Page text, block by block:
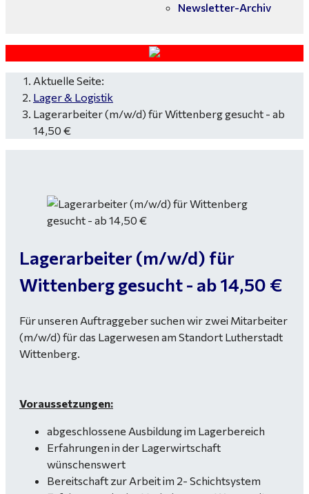
Newsletter-Archiv
Aktuelle Seite:
Lager & Logistik
Lagerarbeiter (m/w/d) für Wittenberg gesucht - ab
14,50 €
Lagerarbeiter (m/w/d) für
Wittenberg gesucht - ab 14,50 €
Für unseren Auftraggeber suchen wir zwei Mitarbeiter
(m/w/d) für das Lagerwesen am Standort Lutherstadt
Wittenberg.
Voraussetzungen:
abgeschlossene Ausbildung im Lagerbereich
Erfahrungen in der Lagerwirtschaft
wünschenswert
Bereitschaft zur Arbeit im 2- Schichtsystem